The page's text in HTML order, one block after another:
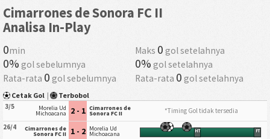
Cimarrones de Sonora FC II
Analisa In-Play
0min Maks 0 gol setelahnya
0% gol sebelumnya 0% gol setelahnya
Rata-rata 0 gol sebelumnya Rata-rata 0 gol setelahnya
Cetak Gol | Terbobol
3/5 Morelia Ud
Michoacana 2 - 1 Cimarrones de
Sonora FC II
*Timing Gol tidak tersedia
26/4
Cimarrones de
Sonora FC II 1 - 2 Morelia Ud
Michoacana HT FT